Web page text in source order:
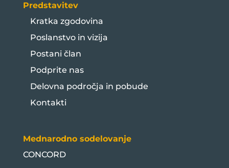
Predstavitev
Kratka zgodovina
Poslanstvo in vizija
Postani član
Podprite nas
Delovna področja in pobude
Kontakti
Mednarodno sodelovanje
CONCORD